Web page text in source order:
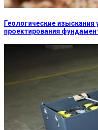
Геологические изыскания
проектирования